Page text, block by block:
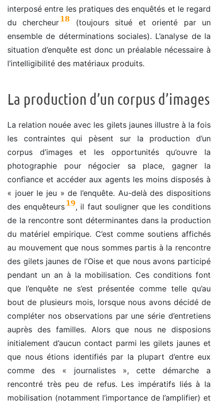
interposé entre les pratiques des enquêtés et le regard
du chercheur18 (toujours situé et orienté par un
ensemble de déterminations sociales). L’analyse de la
situation d’enquête est donc un préalable nécessaire à
l’intelligibilité des matériaux produits.
La production d’un corpus d’images
La relation nouée avec les gilets jaunes illustre à la fois
les contraintes qui pèsent sur la production d’un
corpus d’images et les opportunités qu’ouvre la
photographie pour négocier sa place, gagner la
confiance et accéder aux agents les moins disposés à
« jouer le jeu » de l’enquête. Au-delà des dispositions
des enquêteurs19, il faut souligner que les conditions
de la rencontre sont déterminantes dans la production
du matériel empirique. C’est comme soutiens affichés
au mouvement que nous sommes partis à la rencontre
des gilets jaunes de l’Oise et que nous avons participé
pendant un an à la mobilisation. Ces conditions font
que l’enquête ne s’est présentée comme telle qu’au
bout de plusieurs mois, lorsque nous avons décidé de
compléter nos observations par une série d’entretiens
auprès des familles. Alors que nous ne disposions
initialement d’aucun contact parmi les gilets jaunes et
que nous étions identifiés par la plupart d’entre eux
comme des « journalistes », cette démarche a
rencontré très peu de refus. Les impératifs liés à la
mobilisation (notamment l’importance de l’amplifier) et